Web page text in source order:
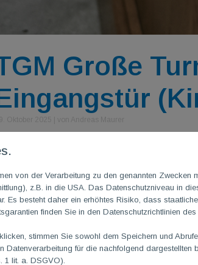
Große
Aufgrund einer Fehlbedienung kam es leider
Leider hat sich der Verursacher bis heute
möglich ist und unsere
Die Reparatur inkl. Austausch des defekten
kann auch diese Tür nun wieder
ist zu beachten, dass dies gem.
von der Verarbeitung zu den genannten
z.B. in die USA. Das Datenschutzniveau in
Es besteht daher ein erhöhtes Risiko, dass
finden Sie in den Datenschutzrichtlinien
stimmen Sie sowohl dem Speichern und
Datenverarbeitung für die nachfolgend dargestellten
1 lit. a. DSGVO).